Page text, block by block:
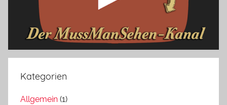
Kategorien
Allgemein (1)